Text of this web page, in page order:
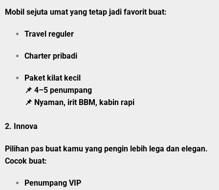
Mobil sejuta umat yang tetap jadi favorit buat:
Travel reguler
Charter pribadi
Paket kilat kecil
📌 4–5 penumpang
📌 Nyaman, irit BBM, kabin rapi
2. Innova
Pilihan pas buat kamu yang pengin lebih lega dan elegan.
Cocok buat:
Penumpang VIP